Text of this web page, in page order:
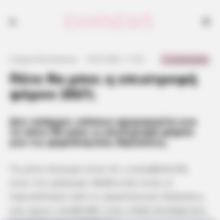
Πότε θα μπει η επιστροφή
φόρου 2021;
Δεν υπάρχει κάποια ημερομηνία για
για τις φορολογικές δηλώσεις.